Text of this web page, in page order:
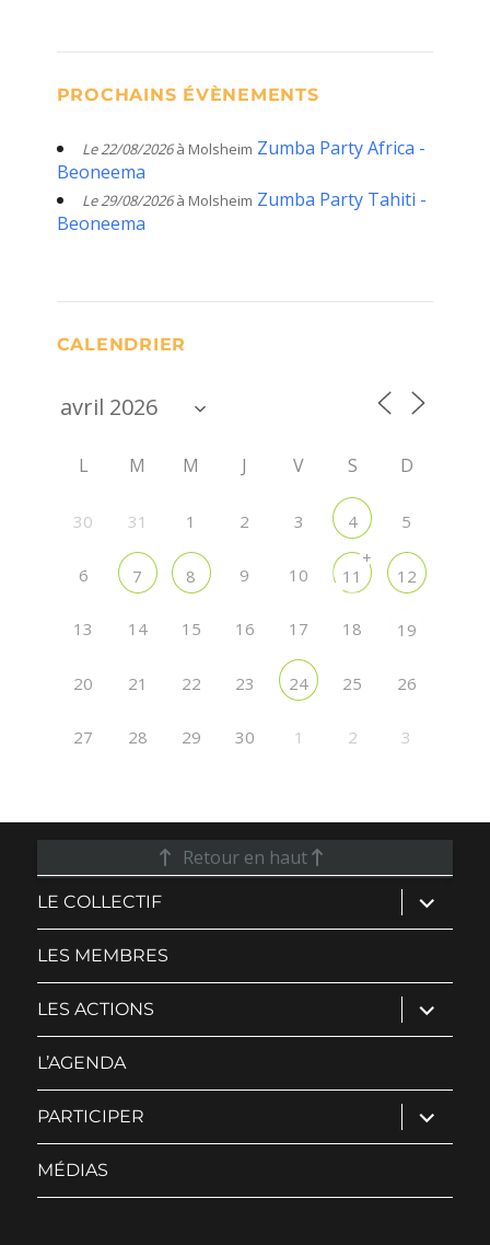
PROCHAINS ÉVÈNEMENTS
Le 22/08/2026à Molsheim Zumba Party Africa -
Beoneema
Le 29/08/2026à Molsheim Zumba Party Tahiti -
Beoneema
CALENDRIER
L M M J V S D
30 31 1 2 3 4 5
6 7 8 9 10 11
+
12
13 14 15 16 17 18 19
20 21 22 23 24 25 26
27 28 29 30 1 2 3
Retour en haut
LE COLLECTIF ouvrir
le
sous-
LES MEMBRES
LES ACTIONS ouvrir
le
sous-
L’AGENDA
PARTICIPER ouvrir
le
sous-
MÉDIAS